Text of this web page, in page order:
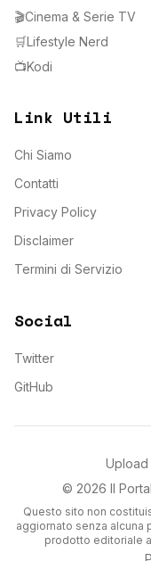
🎬Cinema & Serie TV
🛒Lifestyle Nerd
📺Kodi
Link Utili
Chi Siamo
Contatti
Privacy Policy
Disclaimer
Termini di Servizio
Social
Twitter
GitHub
© 2026 Il
Questo sito non
aggiornato senza alcuna
prodotto editoriale